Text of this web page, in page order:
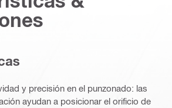
y precisión en el punzonado: las
ayudan a posicionar el orificio de